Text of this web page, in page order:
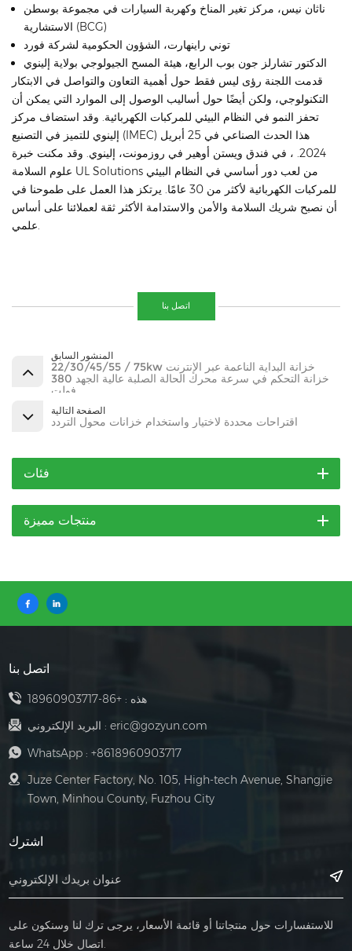
ناثان نيس، مركز تغير المناخ وكهربة السيارات في مجموعة بوسطن
الاستشارية (BCG)
توني راينهارت، الشؤون الحكومية لشركة فورد
الدكتور تشارلز جون بوب الرابع، هيئة المسح الجيولوجي بولاية إلينوي
قدمت اللجنة رؤى ليس فقط حول أهمية التعاون والتواصل في الابتكار
التكنولوجي، ولكن أيضًا حول أساليب الوصول إلى الموارد التي يمكن أن
تحفز النمو في النظام البيئي للمركبات الكهربائية. وقد استضاف مركز
إلينوي للتميز في التصنيع (IMEC) هذا الحدث الصناعي في 25 أبريل
2024. ، في فندق ويستن أوهير في روزمونت، إلينوي. وقد مكنت خبرة
علوم السلامة UL Solutions من لعب دور أساسي في النظام البيئي
للمركبات الكهربائية لأكثر من 30 عامًا. يرتكز هذا العمل على طموحنا في
أن نصبح شريك السلامة والأمن والاستدامة الأكثر ثقة لعملائنا على أساس
علمي.
اتصل بنا
المنشور السابق
22/30/45/55 / 75kw خزانة البداية الناعمة عبر الإنترنت
خزانة التحكم في سرعة محرك الحالة الصلبة عالية الجهد 380
فولت
الصفحة التالية
اقتراحات محددة لاختيار واستخدام خزانات محول التردد
فئات
منتجات مميزة
اتصل بنا
هذه :+86-18960903717
البريد الإلكتروني : eric@gozyun.com
WhatsApp : +8618960903717
Juze Center Factory, No. 105, High-tech Avenue, Shangjie
Town, Minhou County, Fuzhou City
اشترك
للاستفسارات حول منتجاتنا أو قائمة الأسعار، يرجى ترك لنا وسنكون على
اتصال خلال 24 ساعة.